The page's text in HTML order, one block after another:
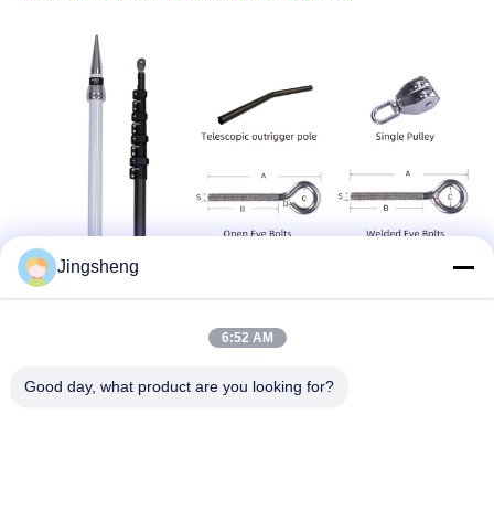
Jingsheng
6:52 AM
Good day, what product are you looking for?